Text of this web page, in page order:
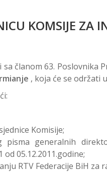
KOMSIJE ZA
sa članom 63. Poslovnika
, koja će se održati u
Komisije;
pisma generalnih
05.12.2011.godine;
RTV Federacije BiH za